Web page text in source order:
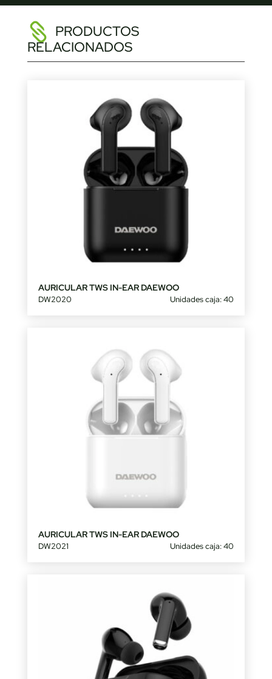
PRODUCTOS
RELACIONADOS
AURICULAR TWS IN-EAR DAEWOO
DW2020 Unidades caja: 40
AURICULAR TWS IN-EAR DAEWOO
DW2021 Unidades caja: 40